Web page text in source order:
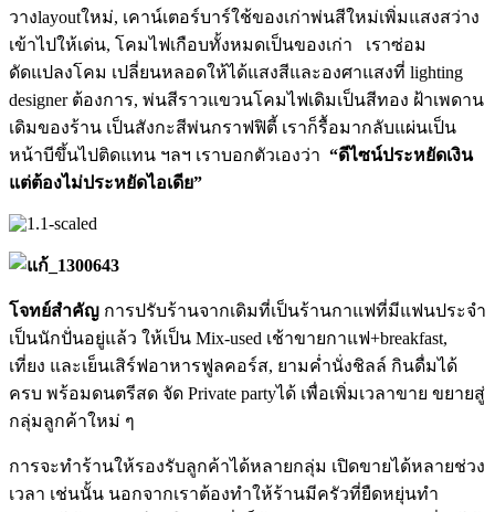
วางlayoutใหม่, เคาน์เตอร์บาร์ใช้ของเก่าพ่นสีใหม่เพิ่มแสงสว่าง
เข้าไปให้เด่น, โคมไฟเกือบทั้งหมดเป็นของเก่า เราซ่อม
ดัดแปลงโคม เปลี่ยนหลอดให้ได้แสงสีและองศาแสงที่ lighting
designer ต้องการ, พ่นสีราวแขวนโคมไฟเดิมเป็นสีทอง ฝ้าเพดาน
เดิมของร้าน เป็นสังกะสีพ่นกราฟฟิตี้ เราก็รื้อมากลับแผ่นเป็น
หน้าบีขึ้นไปติดแทน ฯลฯ เราบอกตัวเองว่า “ดีไซน์ประหยัดเงิน
แต่ต้องไม่ประหยัดไอเดีย”
โจทย์สำคัญ การปรับร้านจากเดิมที่เป็นร้านกาแฟที่มีแฟนประจำ
เป็นนักปั่นอยู่แล้ว ให้เป็น Mix-used เช้าขายกาแฟ+breakfast,
เที่ยง และเย็นเสิร์ฟอาหารฟูลคอร์ส, ยามค่ำนั่งชิลล์ กินดื่มได้
ครบ พร้อมดนตรีสด จัด Private partyได้ เพื่อเพิ่มเวลาขาย ขยายสู่
กลุ่มลูกค้าใหม่ ๆ
การจะทำร้านให้รองรับลูกค้าได้หลายกลุ่ม เปิดขายได้หลายช่วง
เวลา เช่นนั้น นอกจากเราต้องทำให้ร้านมีครัวที่ยืดหยุ่นทำ